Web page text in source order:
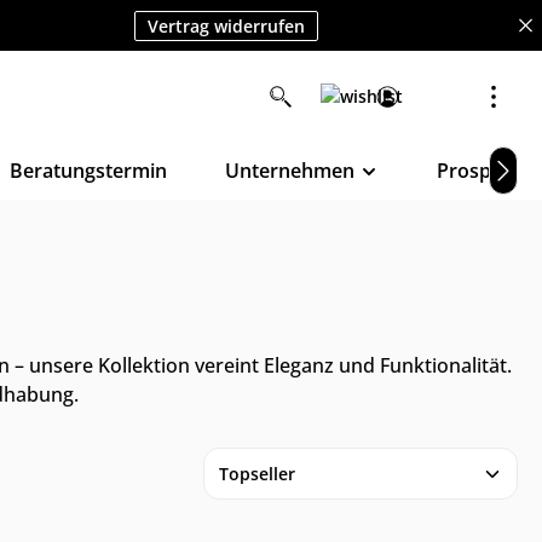
Vertrag widerrufen
Beratungstermin Unternehmen Prospekte
unsere Kollektion vereint Eleganz und Funktionalität.
Online & im Möbelhaus
verfügbar